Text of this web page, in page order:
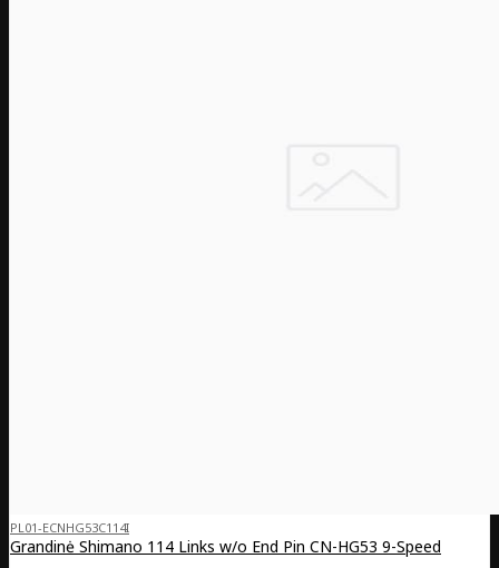
PL01-ECNHG53C114I
Grandinė Shimano 114 Links w/o End Pin CN-HG53 9-Speed